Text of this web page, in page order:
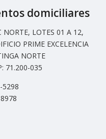
domiciliares
NORTE, LOTES 01 A 12,
PRIME EXCELENCIA
NORTE
71.200-035
5298